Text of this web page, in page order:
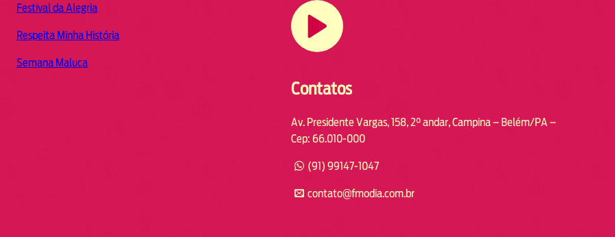
Festival da Alegria
Respeita Minha História
Semana Maluca
Contatos
Av. Presidente Vargas, 158, 2° andar, Campina – Belém/PA –
Cep: 66.010-000
(91) 99147-1047
contato@fmodia.com.br